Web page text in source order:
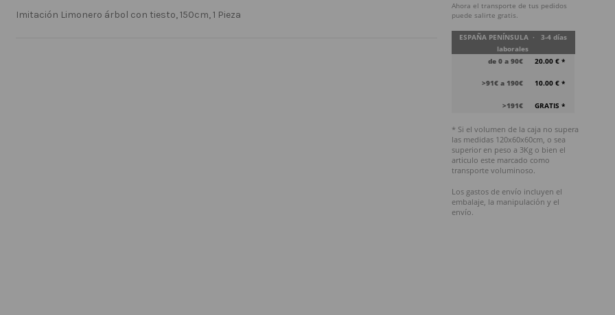
Imitación Limonero árbol con tiesto, 150cm, 1 Pieza
Ahora el transporte de tus pedidos
puede salirte gratis.
ESPAÑA PENÍNSULA · 3-4 días
laborales
de 0 a 90€
20.00 € *
>91€ a 190€ 10.00 € *
>191€ GRATIS *
* Si el volumen de la caja no supera
las medidas 120x60x60cm, o sea
superior en peso a 3Kg o bien el
articulo este marcado como
transporte voluminoso.
Los gastos de envío incluyen el
embalaje, la manipulación y el
envío.